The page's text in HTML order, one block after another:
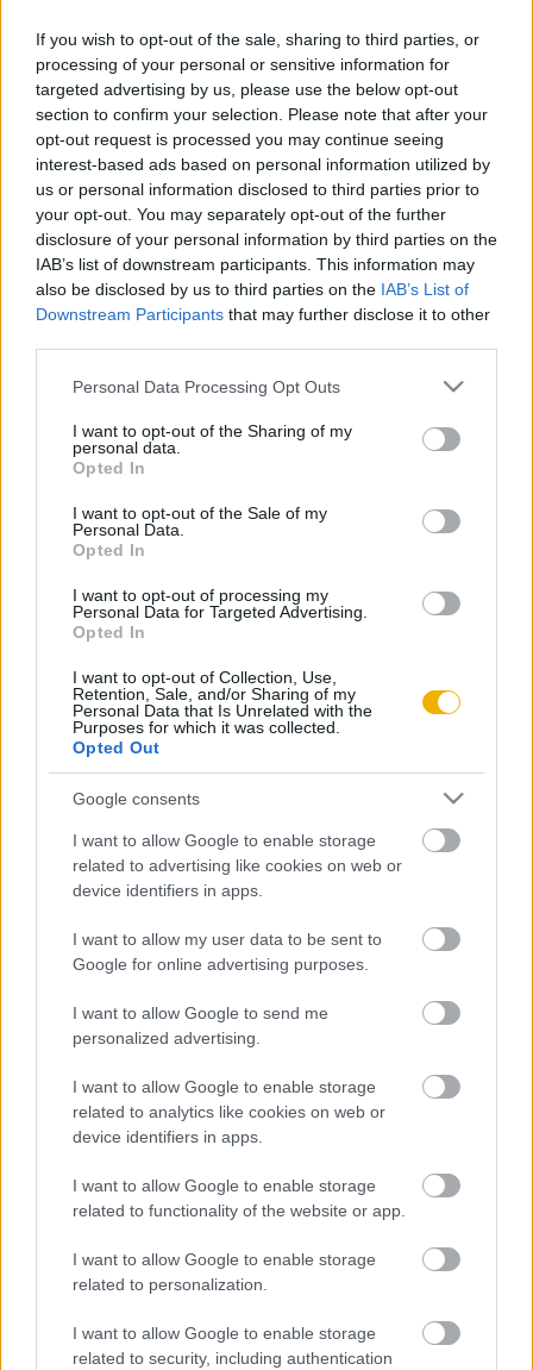
If you wish to opt-out of the sale, sharing to third parties, or
processing of your personal or sensitive information for
targeted advertising by us, please use the below opt-out
section to confirm your selection. Please note that after your
opt-out request is processed you may continue seeing
interest-based ads based on personal information utilized by
us or personal information disclosed to third parties prior to
your opt-out. You may separately opt-out of the further
disclosure of your personal information by third parties on the
IAB’s list of downstream participants. This information may
also be disclosed by us to third parties on the IAB’s List of
Downstream Participants that may further disclose it to other
Please note that this website/app uses one or more Google
not limited to your visit or usage behaviour. You may click to
grant or deny consent to Google and its third-party tags to
use your data for below specified purposes in below Google
consent section.
Personal Data Processing Opt Outs
I want to opt-out of the Sharing of my
personal data.
Opted In
I want to opt-out of the Sale of my
Personal Data.
Opted In
I want to opt-out of processing my
Personal Data for Targeted Advertising.
Opted In
I want to opt-out of Collection, Use,
Retention, Sale, and/or Sharing of my
Personal Data that Is Unrelated with the
Purposes for which it was collected.
Opted Out
Google consents
I want to allow Google to enable storage
related to advertising like cookies on web or
device identifiers in apps.
I want to allow my user data to be sent to
Google for online advertising purposes.
I want to allow Google to send me
personalized advertising.
I want to allow Google to enable storage
related to analytics like cookies on web or
device identifiers in apps.
I want to allow Google to enable storage
related to functionality of the website or app.
I want to allow Google to enable storage
related to personalization.
I want to allow Google to enable storage
related to security, including authentication
55 éves az ASEAN
Kas Géza
Majdnem háború egy disznó miatt
Kas Géza
Az úszás életet ment
Kas Géza
Az F–117-es lopakodó vadászbombázó
lelövése
Kas Géza
száműzött Habsburgokat
Kas Géza
pápaválasztáshoz?
Kas Géza
felülbélyegzése
Kas Géza
Hogyan játszotta ki az internálást a
VISSZA AZ OLDAL TETEJÉRE
Oldalaink
Rubicon Bolt Korszakok